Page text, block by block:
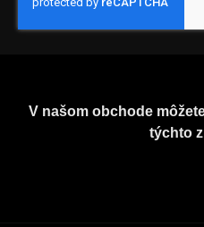
V našom obchode
týchto